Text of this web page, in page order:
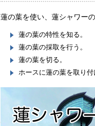
蓮の葉を使い、蓮シャワー
蓮の葉の特性を知る。
蓮の葉の採取を行う。
蓮の葉を切る。
ホースに蓮の葉を取り付